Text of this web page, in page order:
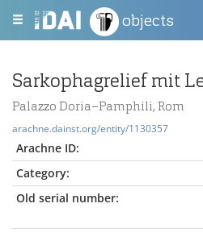
objects
Palazzo Doria–Pamphili, Rom
arachne.dainst.org/entity/1130357
Arachne ID:
Category:
Old serial number: